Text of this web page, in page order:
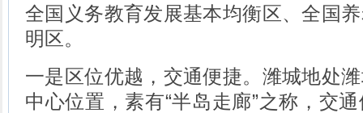
全国义务教育发展基本均衡区、全国
明区。
一是区位优越，交通便捷。潍城地处
中心位置，素有“半岛走廊”之称，交